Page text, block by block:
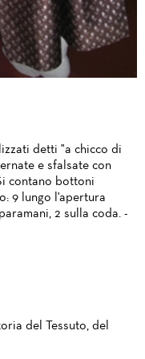
detti "a chicco di
e sfalsate con
contano bottoni
9 lungo l'apertura
2 sulla coda. -
del Tessuto, del